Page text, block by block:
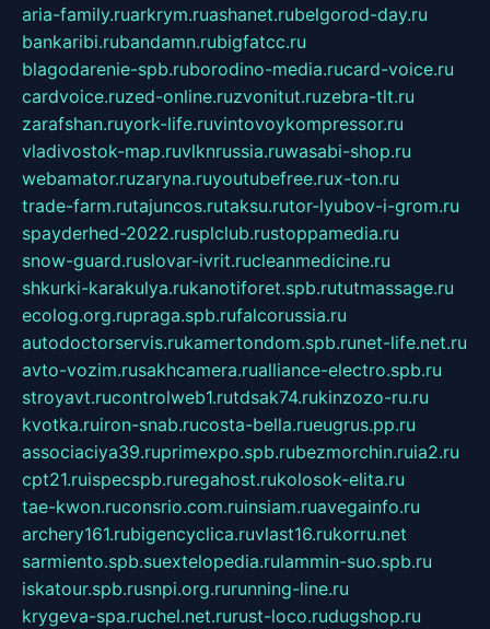
aria-family.ruarkrym.ruashanet.rubelgorod-day.ru
bankaribi.rubandamn.rubigfatcc.ru
blagodarenie-spb.ruborodino-media.rucard-voice.ru
cardvoice.ruzed-online.ruzvonitut.ruzebra-tlt.ru
zarafshan.ruyork-life.ruvintovoykompressor.ru
vladivostok-map.ruvlknrussia.ruwasabi-shop.ru
webamator.ruzaryna.ruyoutubefree.rux-ton.ru
trade-farm.rutajuncos.rutaksu.rutor-lyubov-i-grom.ru
spayderhed-2022.rusplclub.rustoppamedia.ru
snow-guard.ruslovar-ivrit.rucleanmedicine.ru
shkurki-karakulya.rukanotiforet.spb.rututmassage.ru
ecolog.org.rupraga.spb.rufalcorussia.ru
autodoctorservis.rukamertondom.spb.runet-life.net.ru
avto-vozim.rusakhcamera.rualliance-electro.spb.ru
stroyavt.rucontrolweb1.rutdsak74.rukinzozo-ru.ru
kvotka.ruiron-snab.rucosta-bella.rueugrus.pp.ru
associaciya39.ruprimexpo.spb.rubezmorchin.ruia2.ru
cpt21.ruispecspb.ruregahost.rukolosok-elita.ru
tae-kwon.ruconsrio.com.ruinsiam.ruavegainfo.ru
archery161.rubigencyclica.ruvlast16.rukorru.net
sarmiento.spb.suextelopedia.rulammin-suo.spb.ru
iskatour.spb.rusnpi.org.rurunning-line.ru
krygeva-spa.ruchel.net.rurust-loco.rudugshop.ru